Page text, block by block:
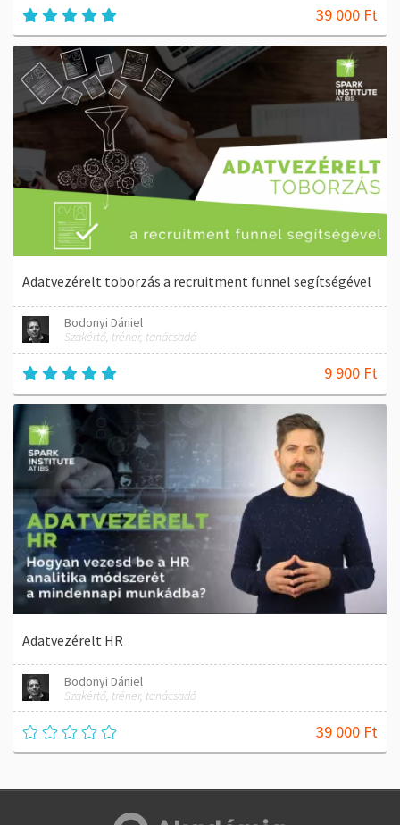
39 000 Ft
Adatvezérelt toborzás a recruitment funnel segítségével
Bodonyi Dániel
Szakértő, tréner, tanácsadó
9 900 Ft
Adatvezérelt HR
Bodonyi Dániel
Szakértő, tréner, tanácsadó
39 000 Ft